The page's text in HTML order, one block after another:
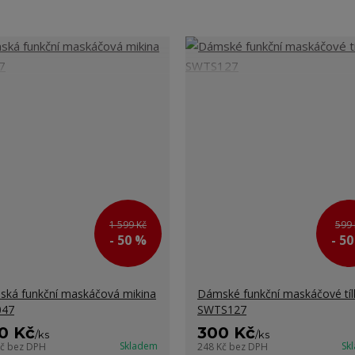
1 599 Kč
- 50 %
funkční maskáčová mikina
Kč/ks
bez DPH Skladem
599
-
Dámské funkční maskáčové
SWTS127
300 Kč/ks
248 Kč bez DPH